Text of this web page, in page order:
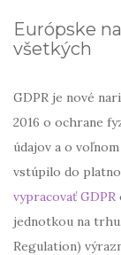
Európske
všetkých
GDPR je nové
2016 o ochrane
údajov a o
vstúpilo do
vypracovať GDPR
jednotkou na
Regulation)